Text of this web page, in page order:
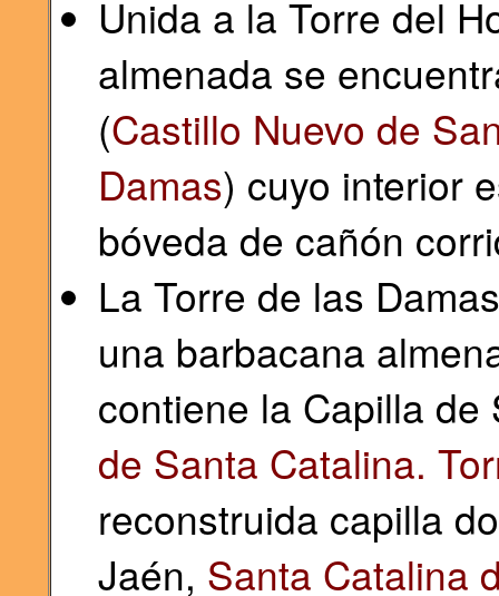
Unida a la Torre del
almenada se
(Castillo Nuevo de
Damas) cuyo interior
bóveda de cañón
La Torre de las
una barbacana
contiene la Capilla de
de Santa Catalina.
reconstruida capilla
Jaén, Santa Catalina